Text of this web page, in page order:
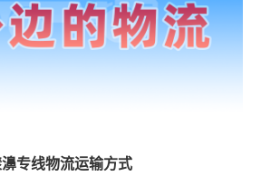
专线物流运输方式